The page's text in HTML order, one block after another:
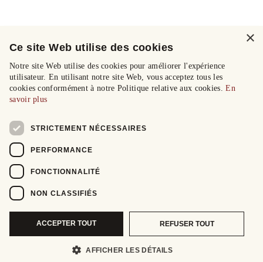
×
Ce site Web utilise des cookies
Notre site Web utilise des cookies pour améliorer l'expérience
utilisateur. En utilisant notre site Web, vous acceptez tous les
cookies conformément à notre Politique relative aux cookies.En
savoir plus
STRICTEMENT NÉCESSAIRES
PERFORMANCE
FONCTIONNALITÉ
NON CLASSIFIÉS
ACCEPTER TOUT REFUSER TOUT
AFFICHER LES DÉTAILS